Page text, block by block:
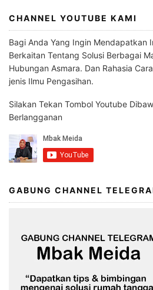
CHANNEL YOUTUBE KAMI
Bagi Anda Yang Ingin Mendapatkan
Berkaitan Tentang Solusi Berbagai
Hubungan Asmara. Dan Rahasia
jenis Ilmu Pengasihan.
Silakan Tekan Tombol Youtube
Berlangganan
GABUNG CHANNEL